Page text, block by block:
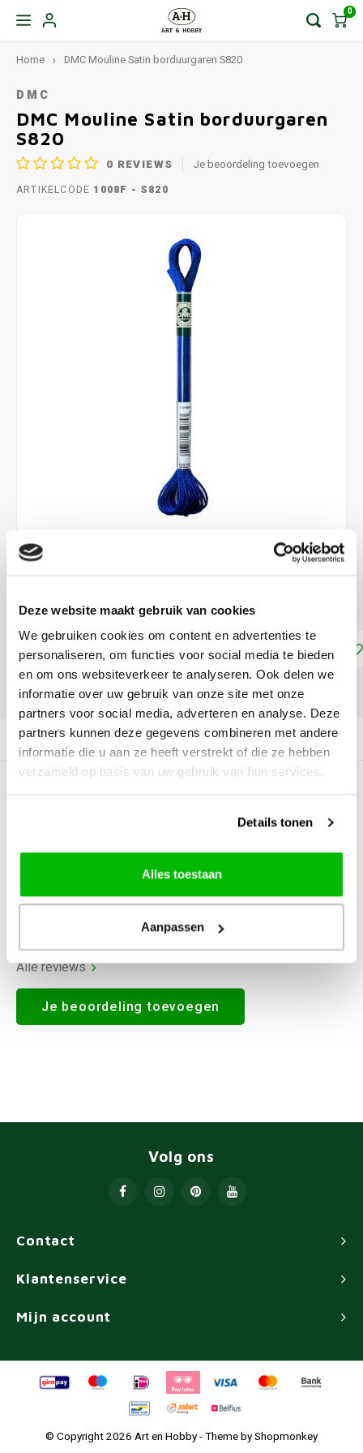
Deze website maakt gebruik van cookies
We gebruiken cookies om content en advertenties te
personaliseren, om functies voor social media te bieden
en om ons websiteverkeer te analyseren. Ook delen we
informatie over uw gebruik van onze site met onze
partners voor social media, adverteren en analyse. Deze
partners kunnen deze gegevens combineren met andere
informatie die u aan ze heeft verstrekt of die ze hebben
verzameld op basis van uw gebruik van hun services.
Details tonen
Alles toestaan
Aanpassen
0
Home DMC Mouline Satin borduurgaren S820
DMC
DMC Mouline Satin borduurgaren
S820
0 REVIEWS Je beoordeling toevoegen
ARTIKELCODE 1008F - S820
DIRECT LEVERBAAR
Toevoegen aan winkelwagen
DELEN:
Productomschrijving
Alle reviews
Je beoordeling toevoegen
Contact
Volg ons
Klantenservice
Mijn account
© Copyright 2026 Art en Hobby - Theme byShopmonkey